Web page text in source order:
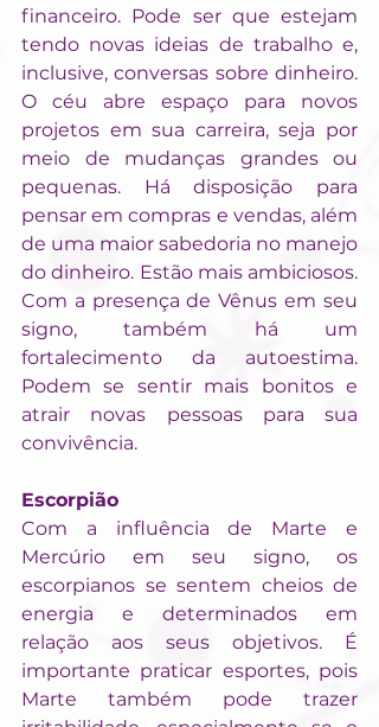
financeiro. Pode ser que estejam
tendo novas ideias de trabalho e,
inclusive, conversas sobre dinheiro.
O céu abre espaço para novos
projetos em sua carreira, seja por
meio de mudanças grandes ou
pequenas. Há disposição para
pensar em compras e vendas, além
de uma maior sabedoria no manejo
do dinheiro. Estão mais ambiciosos.
Com a presença de Vênus em seu
signo, também há um
fortalecimento da autoestima.
Podem se sentir mais bonitos e
atrair novas pessoas para sua
convivência.
Escorpião
Com a influência de Marte e
Mercúrio em seu signo, os
escorpianos se sentem cheios de
energia e determinados em
relação aos seus objetivos. É
importante praticar esportes, pois
Marte também pode trazer